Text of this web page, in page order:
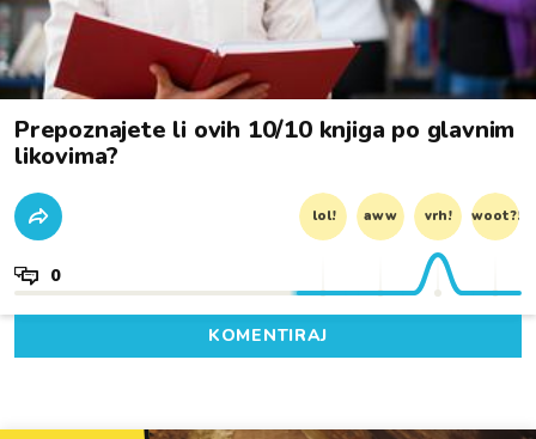
Prepoznajete li ovih 10/10 knjiga po glavnim
likovima?
lol! aww vrh! woot?!
0
KOMENTIRAJ